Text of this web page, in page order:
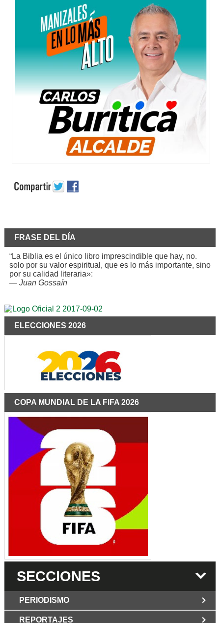
FRASE DEL DÍA
“La Biblia es el único libro imprescindible que hay, no.
solo por su valor espiritual, que es lo más importante, sino
por su calidad literaria»:
— Juan Gossaín
ELECCIONES 2026
COPA MUNDIAL DE LA FIFA 2026
SECCIONES
PERIODISMO
REPORTAJES